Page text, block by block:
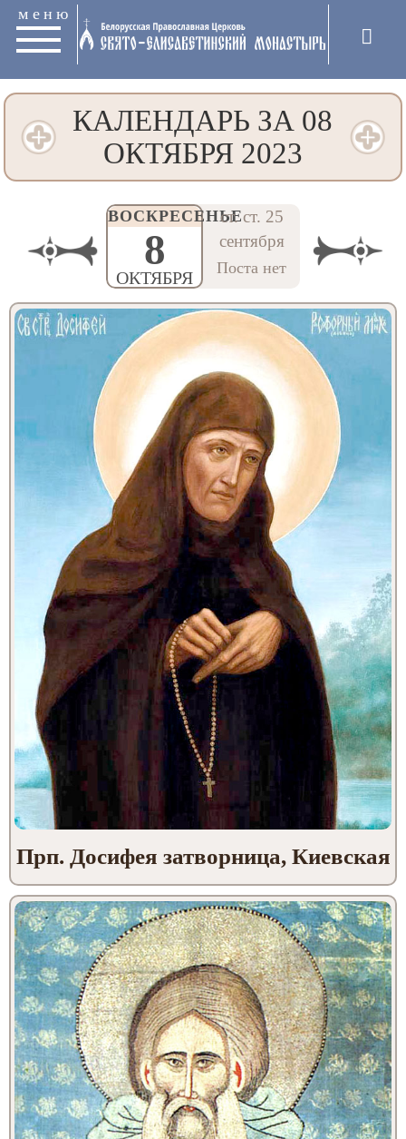
меню
КАЛЕНДАРЬ ЗА 08
ОКТЯБРЯ 2023
Прп. Досифея затворница, Киевская
ВОСКРЕСЕНЬЕ
8
ОКТЯБРЯ
ст. ст. 25
сентября
Поста нет